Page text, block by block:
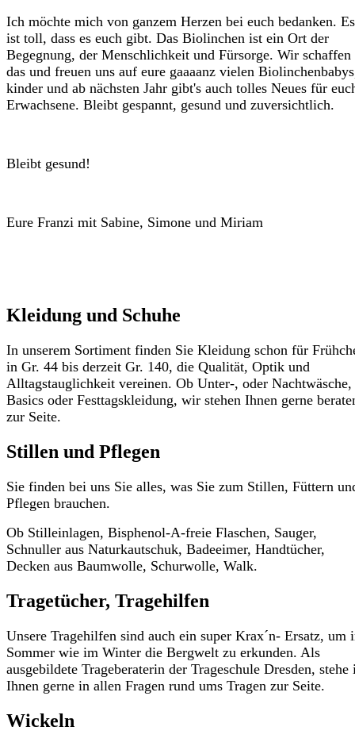
Ich möchte mich von ganzem Herzen bei euch bedanken. Es
ist toll, dass es euch gibt. Das Biolinchen ist ein Ort der
Begegnung, der Menschlichkeit und Fürsorge. Wir schaffen
das und freuen uns auf eure gaaaanz vielen
kinder und ab nächsten Jahr gibt's auch tolles Neues für
Erwachsene. Bleibt gespannt, gesund und zuversichtlich.
Bleibt gesund!
Eure Franzi mit Sabine, Simone und Miriam
Kleidung und Schuhe
In unserem Sortiment finden Sie Kleidung schon für
in Gr. 44 bis derzeit Gr. 140, die Qualität, Optik und
Alltagstauglichkeit vereinen. Ob Unter-, oder Nachtwäsche,
Basics oder Festtagskleidung, wir stehen Ihnen gerne
zur Seite.
Stillen und Pflegen
Sie finden bei uns Sie alles, was Sie zum Stillen, Füttern
Pflegen brauchen.
Ob Stilleinlagen, Bisphenol-A-freie Flaschen, Sauger,
Schnuller aus Naturkautschuk, Badeeimer, Handtücher,
Decken aus Baumwolle, Schurwolle, Walk.
Tragetücher, Tragehilfen
Unsere Tragehilfen sind auch ein super Krax´n- Ersatz, um
Sommer wie im Winter die Bergwelt zu erkunden. Als
ausgebildete Trageberaterin der Trageschule Dresden, stehe
Ihnen gerne in allen Fragen rund ums Tragen zur Seite.
Wickeln